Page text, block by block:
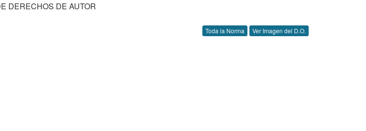
DERECHOS DE AUTOR
Toda la Norma Ver Imagen del D.O.